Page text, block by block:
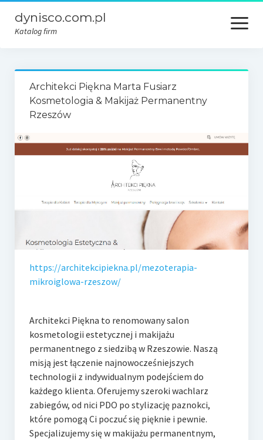
dynisco.com.pl
Katalog firm
open
menu
Architekci Piękna Marta Fusiarz
Kosmetologia & Makijaż Permanentny
Rzeszów
https://architekcipiekna.pl/mezoterapia-
mikroiglowa-rzeszow/
Architekci Piękna to renomowany salon
kosmetologii estetycznej i makijażu
permanentnego z siedzibą w Rzeszowie. Naszą
misją jest łączenie najnowocześniejszych
technologii z indywidualnym podejściem do
każdego klienta. Oferujemy szeroki wachlarz
zabiegów, od nici PDO po stylizację paznokci,
które pomogą Ci poczuć się pięknie i pewnie.
Specjalizujemy się w makijażu permanentnym,